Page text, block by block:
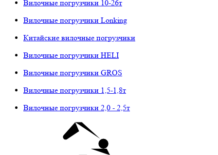
Вилочные погрузчики 10-26т
Вилочные погрузчики Lonking
Китайские вилочные погрузчики
Вилочные погрузчики HELI
Вилочные погрузчики GROS
Вилочные погрузчики 1,5-1,8т
Вилочные погрузчики 2,0 - 2,5т